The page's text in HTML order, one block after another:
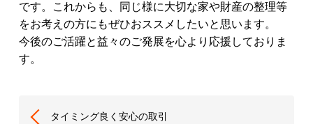
です。これからも、同じ様に大切な家や財産の整理等
をお考えの方にもぜひおススメしたいと思います。
今後のご活躍と益々のご発展を心より応援しておりま
す。
タイミング良く安心の取引